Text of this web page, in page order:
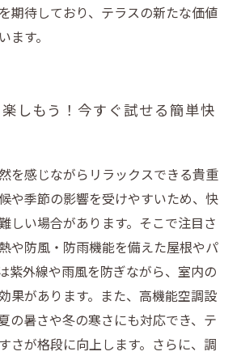
期待しており、テラスの新たな価値
ます。
しもう！今すぐ試せる簡単快
を感じながらリラックスできる貴重
や季節の影響を受けやすいため、快
しい場合があります。そこで注目さ
や防風・防雨機能を備えた屋根やパ
紫外線や雨風を防ぎながら、室内の
果があります。また、高機能空調設
の暑さや冬の寒さにも対応でき、テ
さが格段に向上します。さらに、調